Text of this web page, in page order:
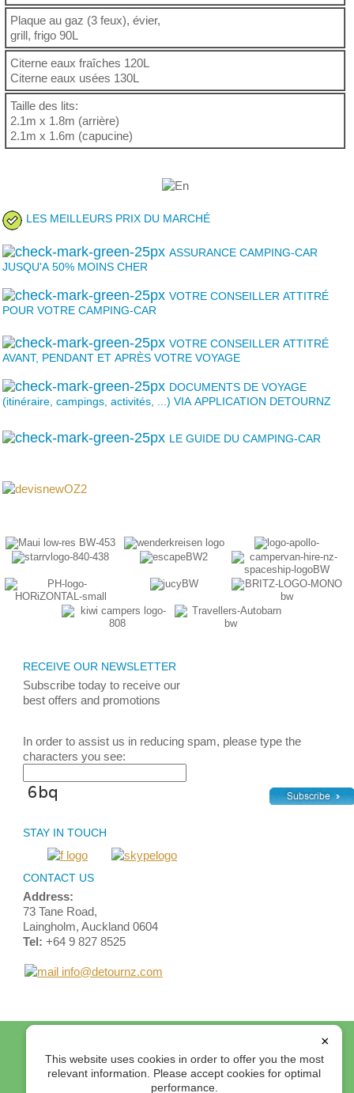
Plaque au gaz (3 feux), évier,
grill, frigo 90L
Citerne eaux fraîches 120L
Citerne eaux usées 130L
Taille des lits:
2.1m x 1.8m (arrière)
2.1m x 1.6m (capucine)
LES MEILLEURS PRIX DU MARCHÉ
ASSURANCE CAMPING-CAR
JUSQU'A 50% MOINS CHER
VOTRE CONSEILLER ATTITRÉ
POUR VOTRE CAMPING-CAR
VOTRE CONSEILLER ATTITRÉ
AVANT, PENDANT ET APRÈS VOTRE VOYAGE
DOCUMENTS DE VOYAGE
(itinéraire, campings, activités, ...) VIA APPLICATION DETOURNZ
LE GUIDE DU CAMPING-CAR
RECEIVE OUR NEWSLETTER
Subscribe today to receive our
best offers and promotions
In order to assist us in reducing spam, please type the
characters you see:
STAY IN TOUCH
CONTACT US
Address:
73 Tane Road,
Laingholm, Auckland 0604
Tel: +64 9 827 8525
info@detournz.com
Home
Terms and Conditions
© 2012 Detour Travel Ltd. All rights reserved.
×
This website uses cookies in order to offer you the most
relevant information. Please accept cookies for optimal
performance.